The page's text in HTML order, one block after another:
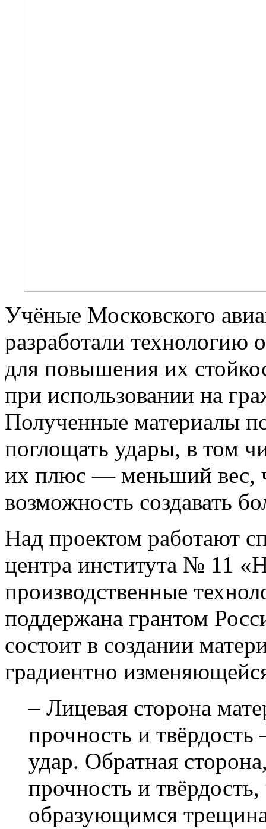
Учёные Московского
разработали технологию
для повышения их
при использовании на
Полученные материалы
поглощать удары, в том
их плюс — меньший вес,
возможность создавать
Над проектом работают
центра института № 11
производственные
поддержана грантом
состоит в создании
градиентно
– Лицевая сторона
прочность и твёрдость
удар. Обратная
прочность и
образующимся